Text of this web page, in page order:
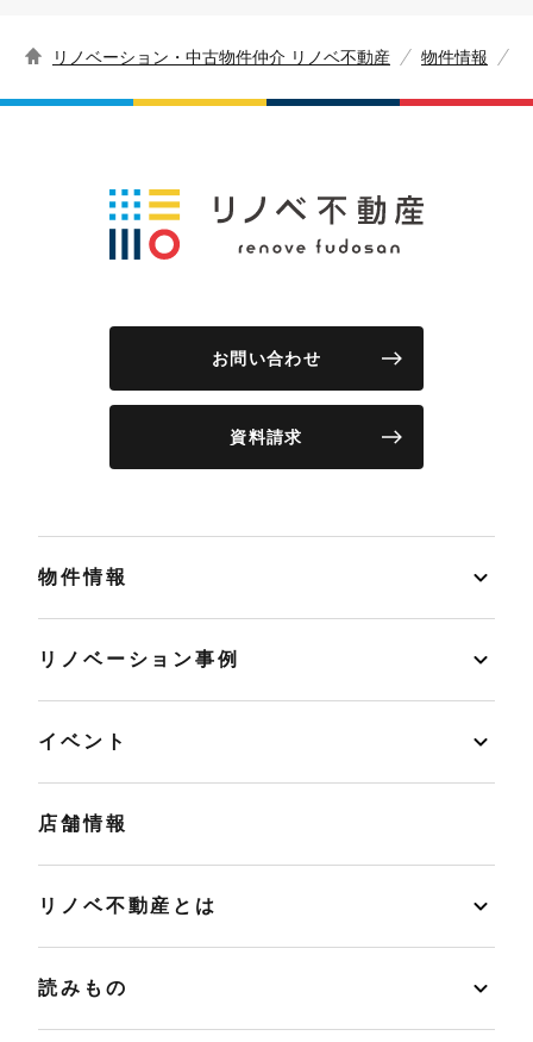
リノベーション・中古物件仲介 リノベ不動産 物件情報
お問い合わせ
資料請求
物件情報
リノベーション事例
イベント
店舗情報
リノベ不動産とは
読みもの